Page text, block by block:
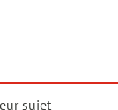
sujet